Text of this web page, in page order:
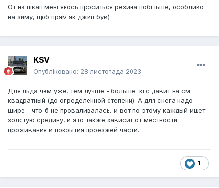
От на пікап мені якось проситься резина побільше, особливо
на зиму, щоб прям як джип був)
KSV
Опубліковано: 28 листопада 2023
Для льда чем уже, тем лучше - больше кгс давит на см
квадратный (до определенной степени). А для снега надо
шире - что-б не проваливалась, и вот по этому каждый ищет
золотую средину, и это также зависит от местности
проживания и покрытия проезжей части.
1